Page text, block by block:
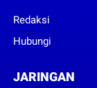
Redaksi
Hubungi
JARINGAN